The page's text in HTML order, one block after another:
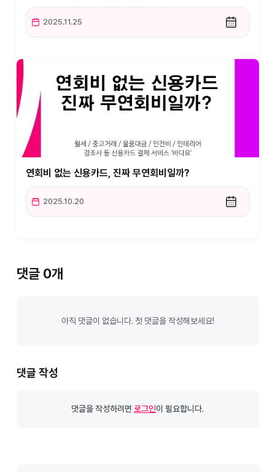
2025.11.25
연회비 없는 신용카드, 진짜 무연회비일까?
2025.10.20
댓글 0개
아직 댓글이 없습니다. 첫 댓글을 작성해보세요!
댓글 작성
댓글을 작성하려면 로그인이 필요합니다.